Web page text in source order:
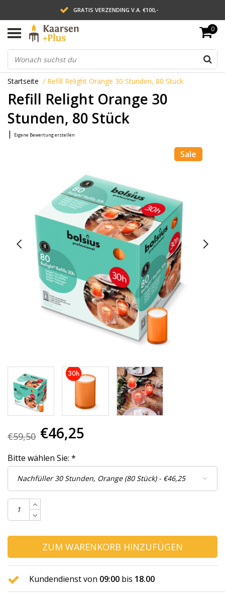
GRATIS VERZENDING V.A. €100,-
LEVERING BINNEN 2 WERKDAGEN
ACHTERAF BETALEN VIA AFTERPAY
0
Startseite / Refill Relight Orange 30 Stunden, 80 Stück
Refill Relight Orange 30
Stunden, 80 Stück
| Eigene Bewertung erstellen
Sale
€59,50 €46,25
Bitte wählen Sie: *
ZUM WARENKORB HINZUFÜGEN
Kundendienst von 09:00 bis 18.00